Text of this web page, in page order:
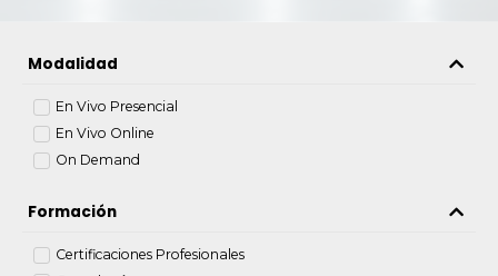
Modalidad
En Vivo Presencial
En Vivo Online
On Demand
Formación
Certificaciones Profesionales